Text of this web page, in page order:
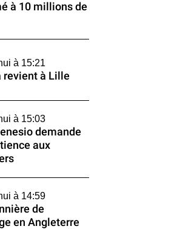
à 10 millions de
à 15:21
revient à Lille
à 15:03
demande
aux
à 14:59
de
en Angleterre